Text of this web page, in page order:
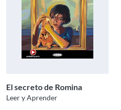
El secreto de Romina
Leer y Aprender